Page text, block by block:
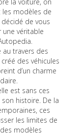
modèles de
de vous
véritable
au travers des
des véhicules
d’un charme
est sans ces
histoire. De la
ces
les limites de
modèles